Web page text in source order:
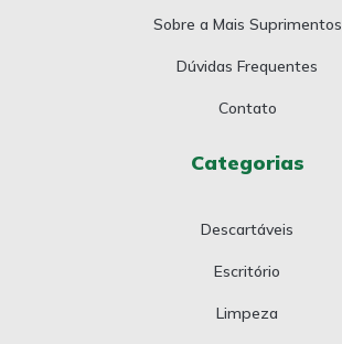
Sobre a Mais Suprimentos
Dúvidas Frequentes
Contato
Categorias
Descartáveis
Escritório
Limpeza